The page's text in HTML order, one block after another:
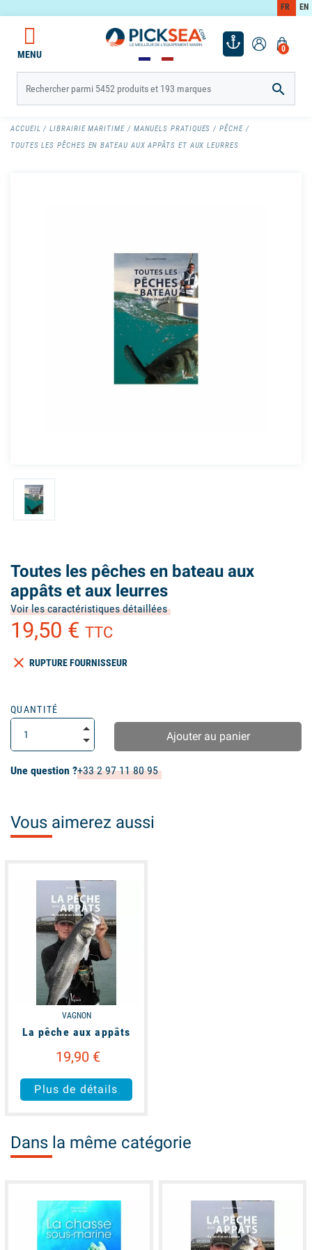
FR EN
0
MENU

ACCUEIL LIBRAIRIE MARITIME MANUELS PRATIQUES
PÊCHE
TOUTES LES PÊCHES EN BATEAU AUX APPÂTS ET AUX LEURRES
Toutes les pêches en bateau aux
appâts et aux leurres
Voir les caractéristiques détaillées
19,50 € TTC
clear RUPTURE FOURNISSEUR
QUANTITÉ
Ajouter au panier
Une question ?+33 2 97 11 80 95
Vous aimerez aussi
available
VAGNON
La pêche aux appâts
19,90 €
Plus de détails
Dans la même catégorie
available available